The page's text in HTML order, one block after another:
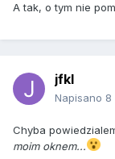
A tak, o tym nie
jfkl
Napisano 8
Chyba
moim oknem...